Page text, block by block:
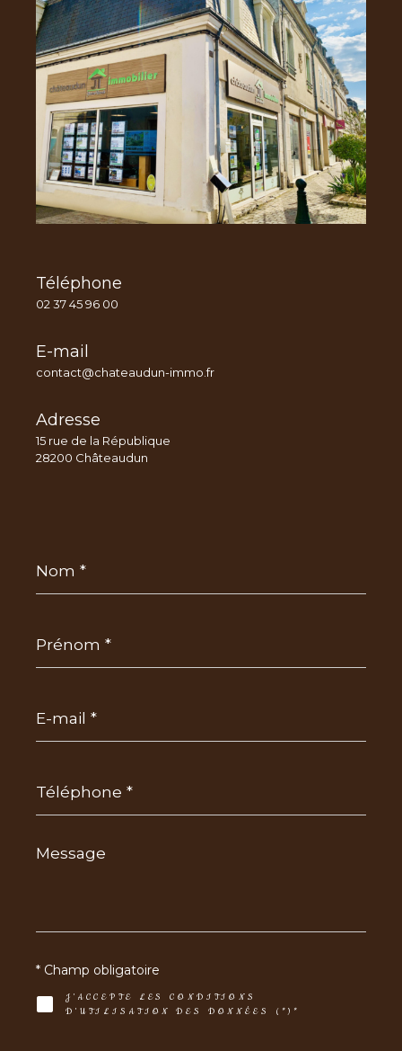
Téléphone
02 37 45 96 00
E-mail
contact@chateaudun-immo.fr
Adresse
15 rue de la République
28200 Châteaudun
mail
*
*
Message
*
J'ACCEPTE LES CONDITIONS
D'UTILISATION DES DONNÉES (*)*
* Champ obligatoire